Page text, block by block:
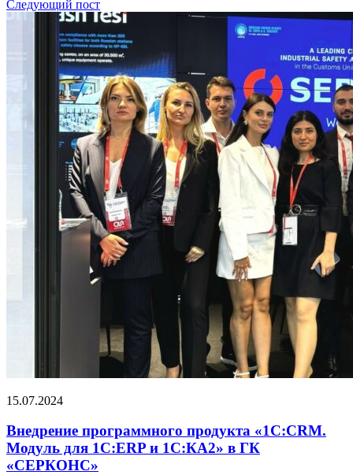
Следующий пост
15.07.2024
Внедрение программного продукта «1С:CRM.
Модуль для 1С:ERP и 1С:КА2» в ГК
«СЕРКОНС»